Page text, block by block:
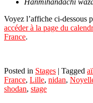
Hanmihandachi
Voyez l’affiche ci-dessous
accéder à la page du
France.
Posted in Stages | Tagged
France, Lille, nidan,
shodan, stage